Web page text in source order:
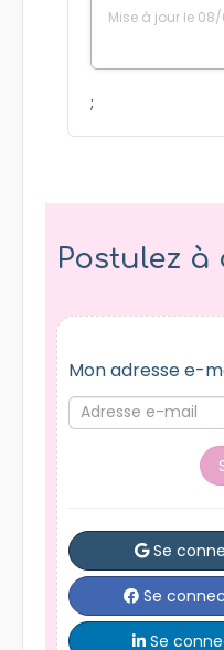
Mise à jour le
;
Postulez
Mon adresse e-
Se
Se
Se